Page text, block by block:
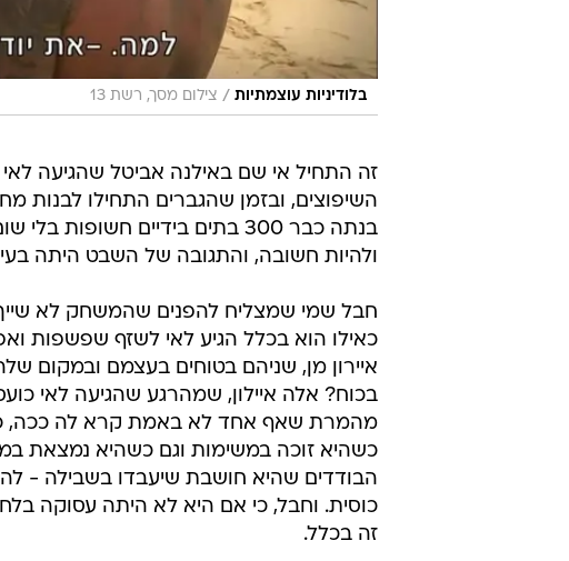
בלודיניות עוצמתיות / צילום מסך, רשת 13
זה התחיל אי שם באילנה אביטל שהגיעה
השיפוצים, ובזמן שהגברים התחילו
בנתה כבר 300 בתים בידיים
ולהיות חשובה, והתגובה של השבט היתה
חבל שמי שמצליח להפנים שהמשחק לא שייך
איירון מן, שניהם בטוחים בעצמם ובמקום
בכוח? אלה איילון, שמהרגע שהגיעה לאי
מהמרת שאף אחד לא באמת קרא לה ככה,
כשהיא זוכה במשימות וגם כשהיא נמצאת
הבודדים שהיא חושבת שיעבדו בשבילה -
כוסית. וחבל, כי אם היא לא היתה עסוקה
זה בכלל.